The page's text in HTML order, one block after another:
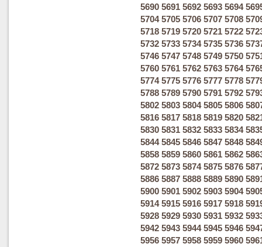
5690 5691 5692 5693 5694
5704 5705 5706 5707 5708
5718 5719 5720 5721 5722
5732 5733 5734 5735 5736
5746 5747 5748 5749 5750
5760 5761 5762 5763 5764
5774 5775 5776 5777 5778
5788 5789 5790 5791 5792
5802 5803 5804 5805 5806
5816 5817 5818 5819 5820
5830 5831 5832 5833 5834
5844 5845 5846 5847 5848
5858 5859 5860 5861 5862
5872 5873 5874 5875 5876
5886 5887 5888 5889 5890
5900 5901 5902 5903 5904
5914 5915 5916 5917 5918
5928 5929 5930 5931 5932
5942 5943 5944 5945 5946
5956 5957 5958 5959 5960